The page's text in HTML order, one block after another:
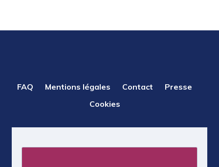
PIED
FAQ Mentions légales Contact
Presse
Cookies